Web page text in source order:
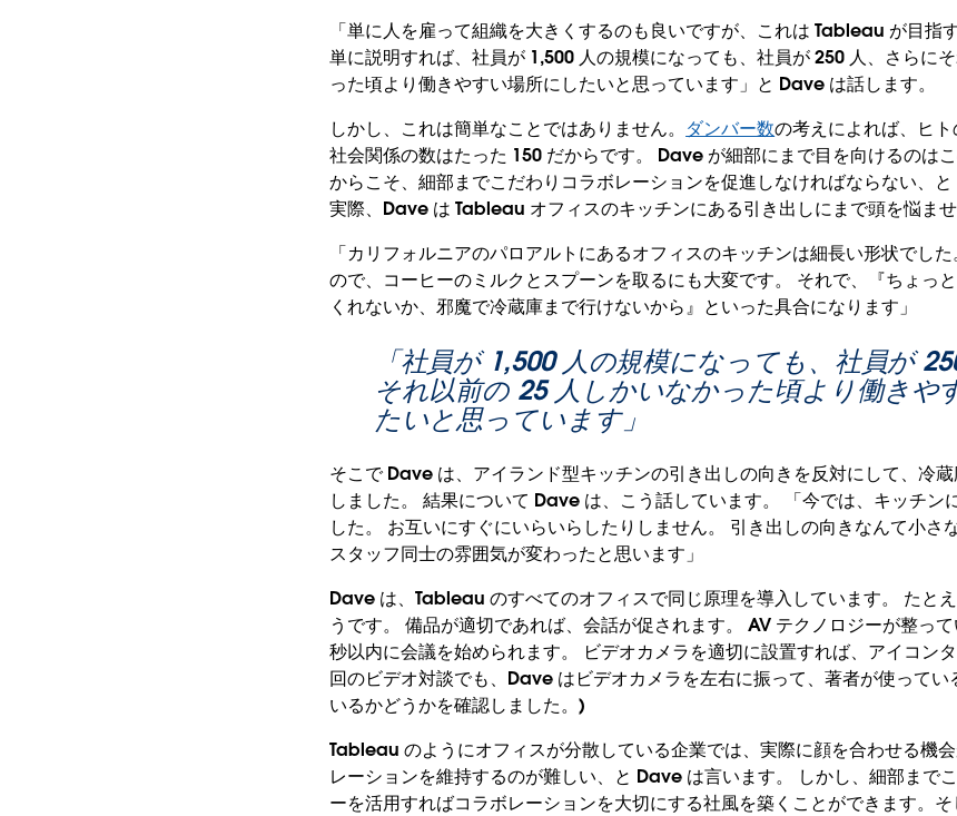
「単に人を雇って組織を大きくするのも良いですが、これは Tableau が目指
単に説明すれば、社員が 1,500 人の規模になっても、社員が 250 人、さらに
った頃より働きやすい場所にしたいと思っています」と Dave は話します。
しかし、これは簡単なことではありません。 ダンバー数の考えによれば、ヒ
社会関係の数はたった 150 だからです。 Dave が細部にまで目を向けるのは
からこそ、細部までこだわりコラボレーションを促進しなければならない、と
実際、Dave は Tableau オフィスのキッチンにある引き出しにまで頭を悩ませ
「カリフォルニアのパロアルトにあるオフィスのキッチンは細長い形状でし
ので、コーヒーのミルクとスプーンを取るにも大変です。 それで、『ちょっ
くれないか、邪魔で冷蔵庫まで行けないから』といった具合になります」
「社員が 1,500 人の規模になっても、社員が
それ以前の 25 人しかいなかった頃より働きや
たいと思っています」
そこで Dave は、アイランド型キッチンの引き出しの向きを反対にして、冷
しました。 結果について Dave は、こう話しています。 「今では、キッチン
した。 お互いにすぐにいらいらしたりしません。 引き出しの向きなんて小さ
スタッフ同士の雰囲気が変わったと思います」
Dave は、Tableau のすべてのオフィスで同じ原理を導入しています。 たと
うです。 備品が適切であれば、会話が促されます。 AV テクノロジーが整っ
秒以内に会議を始められます。 ビデオカメラを適切に設置すれば、アイコン
回のビデオ対談でも、Dave はビデオカメラを左右に振って、著者が使ってい
いるかどうかを確認しました。)
Tableau のようにオフィスが分散している企業では、実際に顔を合わせる機
レーションを維持するのが難しい、と Dave は言います。 しかし、細部まで
ーを活用すればコラボレーションを大切にする社風を築くことができます。